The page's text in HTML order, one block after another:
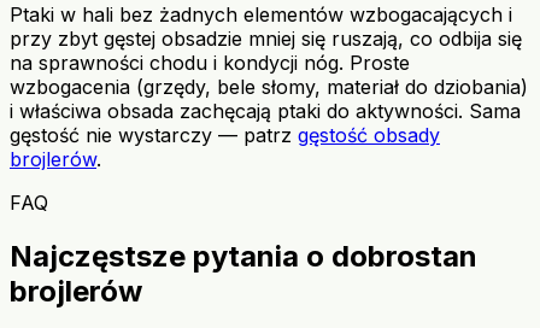
Ptaki w hali bez żadnych elementów wzbogacających i
przy zbyt gęstej obsadzie mniej się ruszają, co odbija się
na sprawności chodu i kondycji nóg. Proste
wzbogacenia (grzędy, bele słomy, materiał do dziobania)
i właściwa obsada zachęcają ptaki do aktywności. Sama
gęstość nie wystarczy — patrz gęstość obsady
brojlerów.
FAQ
Najczęstsze pytania o dobrostan
brojlerów